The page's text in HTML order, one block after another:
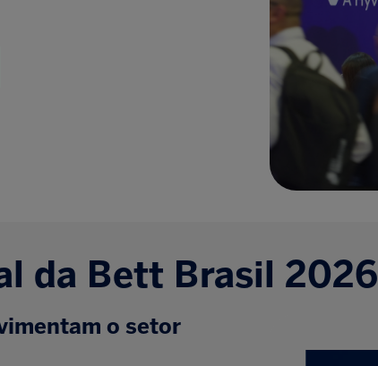
da Bett Brasil 2026
o setor